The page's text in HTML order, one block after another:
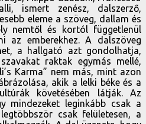
ismert zenész, dalszerző,
eleme a szöveg, dallam és
nemtől és kortól függetlenül
az emberekhez. A dalszöveg
a hallgató azt gondolhatja,
raktak egymás mellé,
Karma” nem más, mint azon
akik a lelki béke és a
követésében látják. Az
mindezeket leginkább csak a
csak felületesen, a